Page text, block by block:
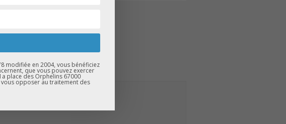
modifiée en 2004, vous bénéficiez
que vous pouvez exercer
place des Orphelins 67000
vous opposer au traitement des